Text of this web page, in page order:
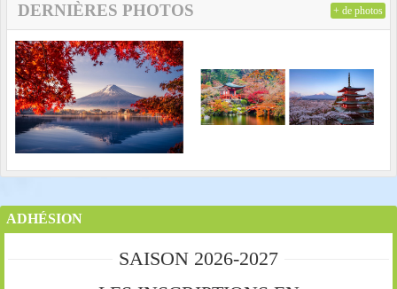
DERNIÈRES PHOTOS + de photos
ADHÉSION
SAISON 2026-2027